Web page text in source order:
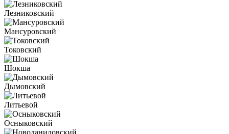
Лезниковский
Мансуровский
Токовский
Шокша
Дымовский
Литьевой
Осныковский